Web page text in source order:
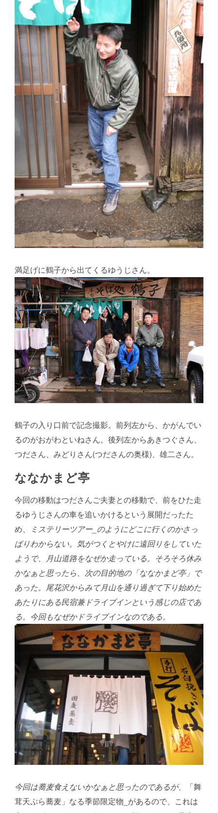
満足げに鶴子から出てくるゆうじさん。
鶴子の入り口前で記念撮影。前列左から、かがんでい
るのがおがわといねさん。後列左からあきつぐさん、
つださん、みどりさん(つださんの奥様)、雄二さん。
ななかまど亭
今回の移動はつださんご夫妻との移動で、前をひた走
るゆうじさんの車を追いかけるという展開だったた
め、
ミステリーツアー_のようにどこに行くのかさっ
ぱりわからない。気がつくとやけに遠回りをしていた
ようで、月山道路をなぜか走っている。そろそろ休み
かなぁと思ったら、次の目的地の「ななかまど亭」で
あった。尾花沢からみて月山を通り過ぎて下り始めた
あたりにある民宿兼ドライブインという感じの店であ
る。 今回もなぜかドライブインなのである。
今回は蕎麦食えないかなぁと思ったのであるが、
「舞
茸天ぷら蕎麦」なる季節限定物_があるので、これは